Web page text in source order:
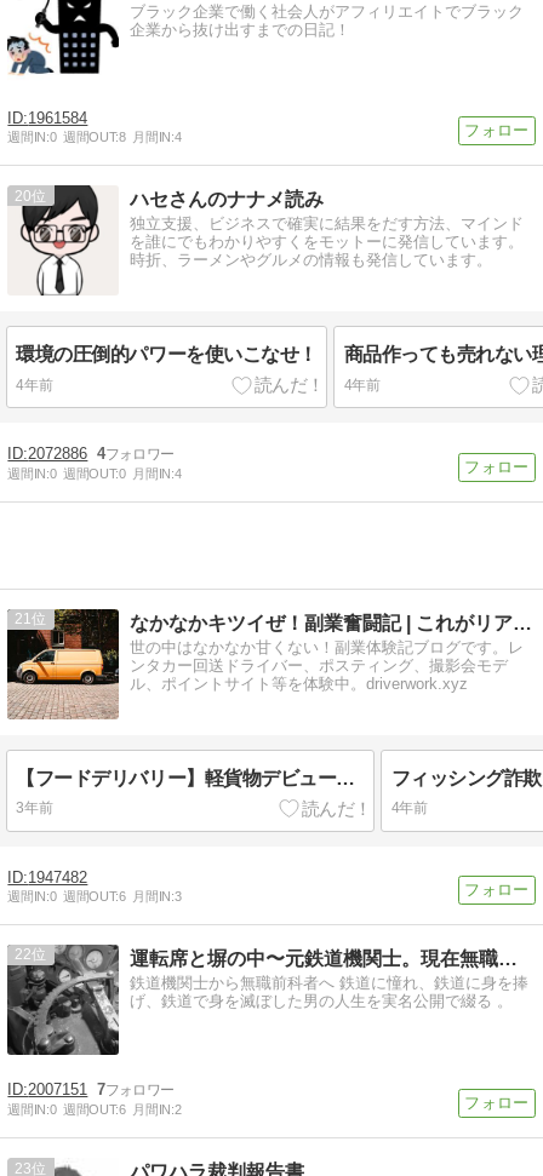
ブラック企業で働く社会人がアフィリエイトでブラック
企業から抜け出すまでの日記！
1961584
週間IN:0 週間OUT:8 月間IN:4
20 ハセさんのナナメ読み
独立支援、ビジネスで確実に結果をだす方法、マインド
を誰にでもわかりやすくをモットーに発信しています。
時折、ラーメンやグルメの情報も発信しています。
環境の圧倒的パワーを使いこなせ！
4年前
商品作っても売れない
4年前
2072886 4
週間IN:0 週間OUT:0 月間IN:4
21 なかなかキツイぜ！副業奮闘記 | これがリアルだ！
世の中はなかなか甘くない！副業体験記ブログです。レ
ンタカー回送ドライバー、ポスティング、撮影会モデ
ル、ポイントサイト等を体験中。driverwork.xyz
【フードデリバリー】軽貨物デビューしたけど痛い目に遭ってます（泣）【Uber Eats 配達員】
3年前 4年前
1947482
週間IN:0 週間OUT:6 月間IN:3
22 運転席と塀の中〜元鉄道機関士。現在無職前科者のブログ〜
鉄道機関士から無職前科者へ 鉄道に憧れ、鉄道に身を捧
げ、鉄道で身を滅ぼした男の人生を実名公開で綴る 。
2007151 7
週間IN:0 週間OUT:6 月間IN:2
23